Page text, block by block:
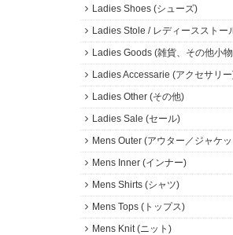
Ladies Shoes (シューズ)
Ladies Stole / レディースストー
Ladies Goods (雑貨、その他小
Ladies Accessarie (アクセサリ
Ladies Other (その他)
Ladies Sale (セール)
Mens Outer (アウター／ジャケ
Mens Inner (インナー)
Mens Shirts (シャツ)
Mens Tops (トップス)
Mens Knit (ニット)